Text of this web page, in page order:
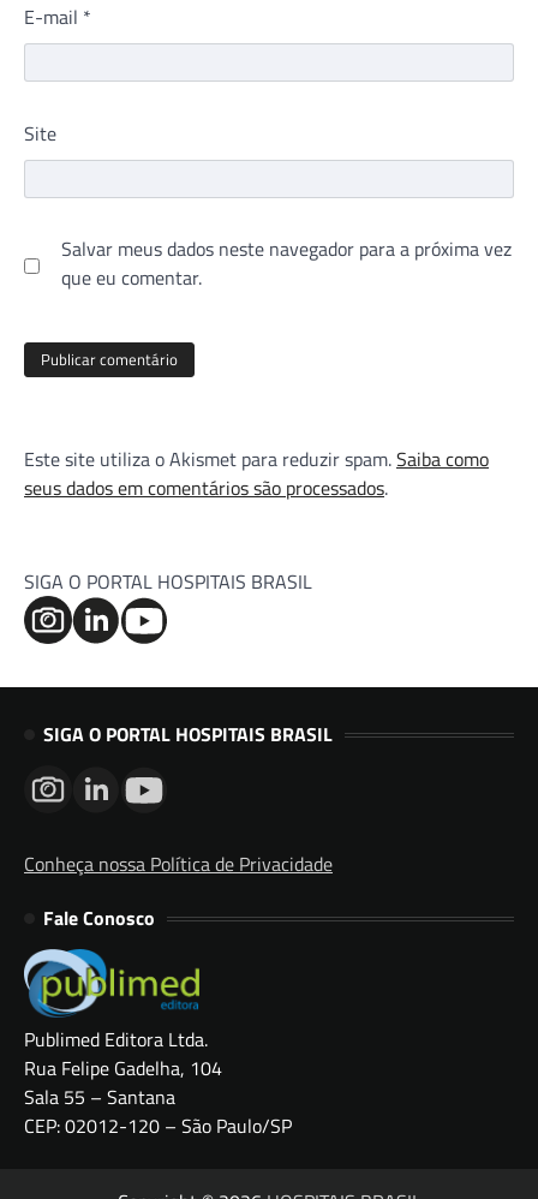
E-mail *
Site
Salvar meus dados neste navegador para a próxima vez
que eu comentar.
Este site utiliza o Akismet para reduzir spam.Saiba como
seus dados em comentários são processados.
SIGA O PORTAL HOSPITAIS BRASIL
SIGA O PORTAL HOSPITAIS BRASIL
Conheça nossa Política de Privacidade
Fale Conosco
Publimed Editora Ltda.
Rua Felipe Gadelha, 104
Sala 55 – Santana
CEP: 02012-120 – São Paulo/SP